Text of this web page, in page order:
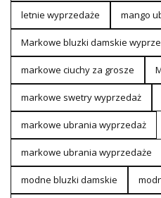
letnie wyprzedaże mango
Markowe bluzki damskie
markowe ciuchy za grosze
markowe swetry wyprzedaż
markowe ubrania wyprzedaż
markowe ubrania wyprzedaże
modne bluzki damskie